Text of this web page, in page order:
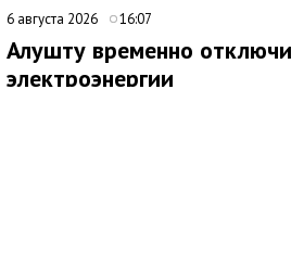
6 августа 2026 16:07
Алушту временно
электроэнергии